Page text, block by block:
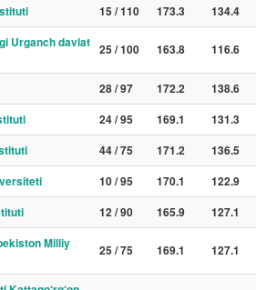
15 / 110 173.3
134.4
Urganch davlat 25 / 100 163.8 116.6
28 / 97 172.2
138.6
24 / 95 169.1
131.3
44 / 75 171.2
136.5
10 / 95 170.1
122.9
12 / 90 165.9
127.1
Milliy
25 / 75 169.1 127.1